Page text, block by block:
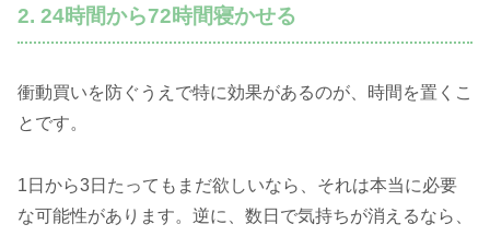
2. 24時間から72時間寝かせる
衝動買いを防ぐうえで特に効果があるのが、時間を置くこ
とです。
1日から3日たってもまだ欲しいなら、それは本当に必要
な可能性があります。逆に、数日で気持ちが消えるなら、